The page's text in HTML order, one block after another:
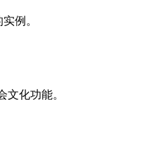
例。
化功能。